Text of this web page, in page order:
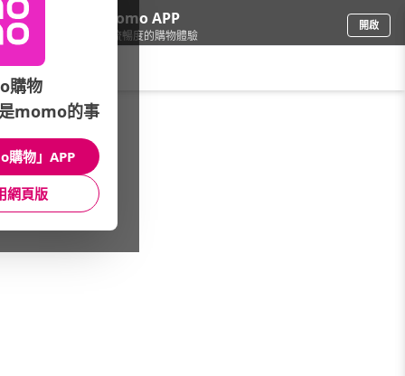
下載momo APP
給你3倍流暢度的購物體驗
開啟
家電/排油煙機/喜特麗
館長推薦 月銷量
購物
momo的事
購物」APP
網頁版